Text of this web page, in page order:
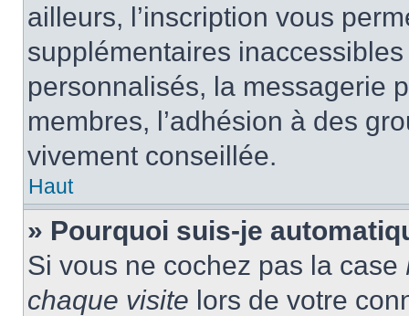
ailleurs, l’inscription vous
supplémentaires
personnalisés, la messagerie
membres, l’adhésion à des
vivement conseillée.
Haut
» Pourquoi suis-je
Si vous ne cochez pas la case
chaque visite lors de votre